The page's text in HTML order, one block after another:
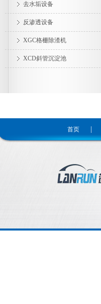
去水垢设备
反渗透设备
XGC格栅除渣机
XCD斜管沉淀池
首页